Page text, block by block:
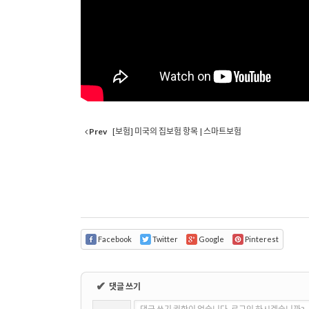
Prev [보험] 미국의 집보험 항목 | 스마트보험
Facebook Twitter Google Pinterest
✔ 댓글 쓰기